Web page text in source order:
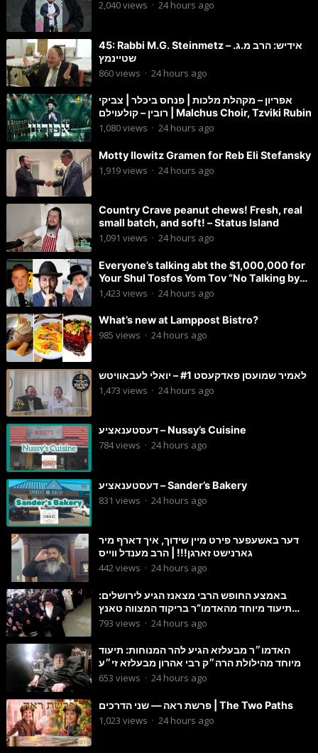
2,040views · 24 hours ago
45: Rabbi M.G. Steinmetz – אידיש: הרב מ.ג.
שטיינמץ
860views · 24 hours ago
אפריון – מקהלת מלכות | פנחס ביכלר | צביקי
רובין – קולעוילם | Malchus Choir, Tzviki Rubin
1,080views · 24 hours ago
Motty Ilowitz Gramen for Reb Eli Stefansky
1,919views · 24 hours ago
Country Crave peanut chews! Fresh, real
small batch, and soft! – Status Island
1,091 views · 24 hours ago
Everyone’s talking abt the $1,000,000 for
Your Shul Tosfos Yom Tov “No Talking by
Davening” movement
1,423 views · 24 hours ago
What’s new at Lamppost Bistro?
985 views · 24 hours ago
לאמיר שמועסן פאדקעסט #1 – יואלי לעבאוויטש
1,473 views · 24 hours ago
דעסטענאציע – Nussy’s Cuisine
784views · 24 hours ago
דעסטענאציע – Sander’s Bakery
831 views · 24 hours ago
דער באשעפער פירט מיין שידוך, איך דארף מיר
גארנישט זארגן!!! | הרב מענדל ווייס
442views · 24 hours ago
באמצע החופש הרבי מצאנז הגיע לירושלים:
תיעוד מיוחד מהאדמו”ר בריקוד המצווה טאנץ
בשמחת בית סטרפקוב
793 views · 24 hours ago
האדמו״ר מבעלזא הגיע להר המנוחות: תיעוד
מיוחד מהילולת הרה״ק רבי אהרון מבעלזא זי״ע
653 views · 24 hours ago
פרשת ראה — שני הדרכים | The Two Paths
1,023 views · 24 hours ago